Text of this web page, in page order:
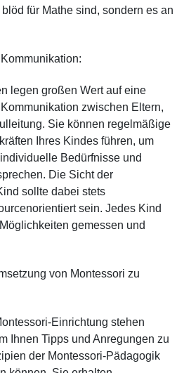
für Mathe sind, sondern es an
legen großen Wert auf eine
zwischen Eltern,
Sie können regelmäßige
Ihres Kindes führen, um
Bedürfnisse und
Die Sicht der
sollte dabei stets
sein. Jedes Kind
gemessen und
von Montessori zu
Einrichtung stehen
Ihnen Tipps und Anregungen zu
der Montessori-Pädagogik